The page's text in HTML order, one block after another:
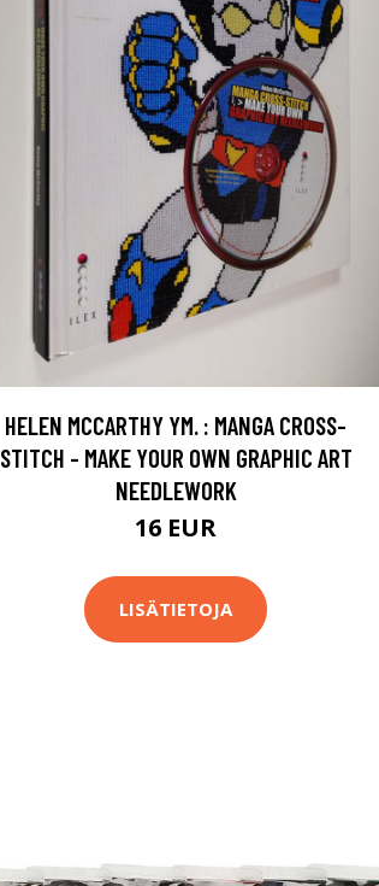
HELEN MCCARTHY YM. : MANGA CROSS-
STITCH - MAKE YOUR OWN GRAPHIC ART
NEEDLEWORK
16 EUR
LISÄTIETOJA